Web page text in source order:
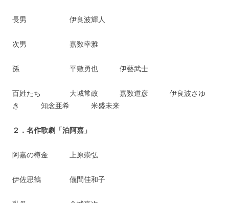
長男 伊良波輝人
次男 嘉数幸雅
孫 平敷勇也 伊藝武士
百姓たち 大城常政 嘉数道彦 伊良波さゆ
き 知念亜希 米盛未来
２．名作歌劇「泊阿嘉」
阿嘉の樽金 上原崇弘
伊佐思鶴 儀間佳和子